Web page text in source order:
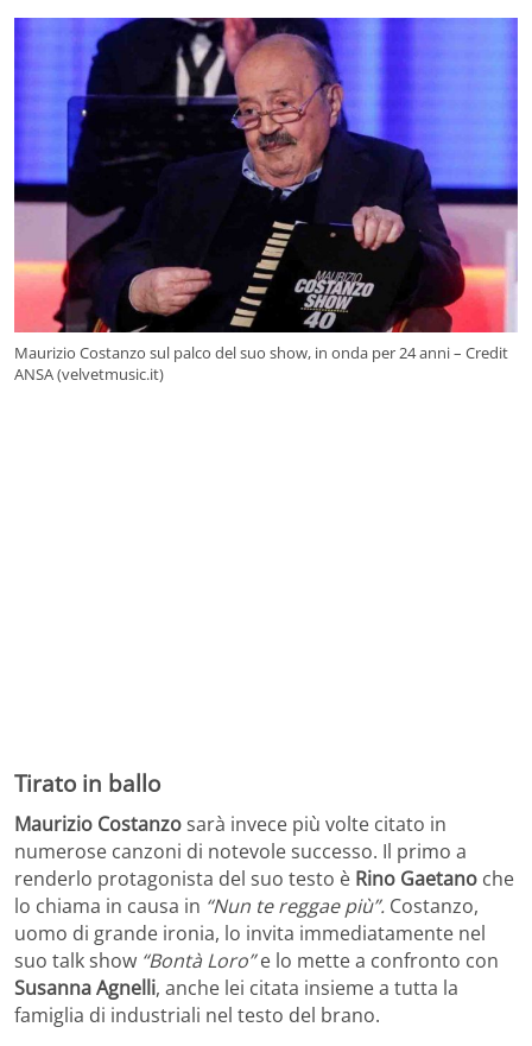
Maurizio Costanzo sul palco del suo show, in onda per 24 anni – Credit
ANSA (velvetmusic.it)
Tirato in ballo
Maurizio Costanzosarà invece più volte citato in
numerose canzoni di notevole successo. Il primo a
renderlo protagonista del suo testo è Rino Gaetano che
lo chiama in causa in “Nun te reggae più”. Costanzo,
uomo di grande ironia, lo invita immediatamente nel
suo talk show “Bontà Loro”e lo mette a confronto con
Susanna Agnelli, anche lei citata insieme a tutta la
famiglia di industriali nel testo del brano.